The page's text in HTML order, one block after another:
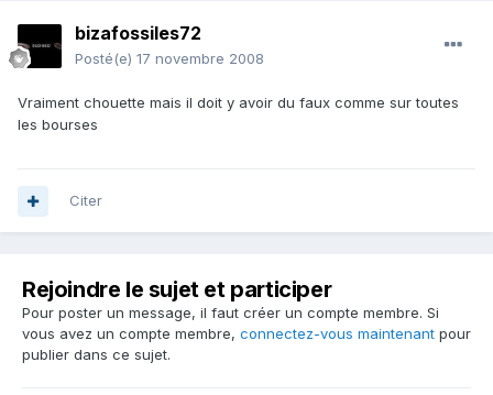
bizafossiles72
Posté(e) 17 novembre 2008
Vraiment chouette mais il doit y avoir du faux comme sur toutes
les bourses
Citer
Rejoindre le sujet et participer
Pour poster un message, il faut créer un compte membre. Si
vous avez un compte membre, connectez-vous maintenant pour
publier dans ce sujet.